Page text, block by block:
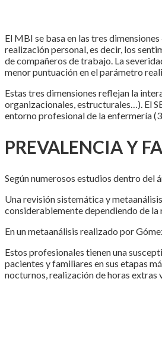
El MBI se basa en las tres
realización personal, es decir, los
de compañeros de trabajo. La
menor puntuación en el parámetro
Estas tres dimensiones reflejan la
organizacionales, estructurales…). El
entorno profesional de la enfermería
PREVALENCIA Y
Según numerosos estudios dentro del
Una revisión sistemática y
considerablemente dependiendo de
En un metaanálisis realizado por
Estos profesionales tienen una
pacientes y familiares en sus etapas
nocturnos, realización de horas